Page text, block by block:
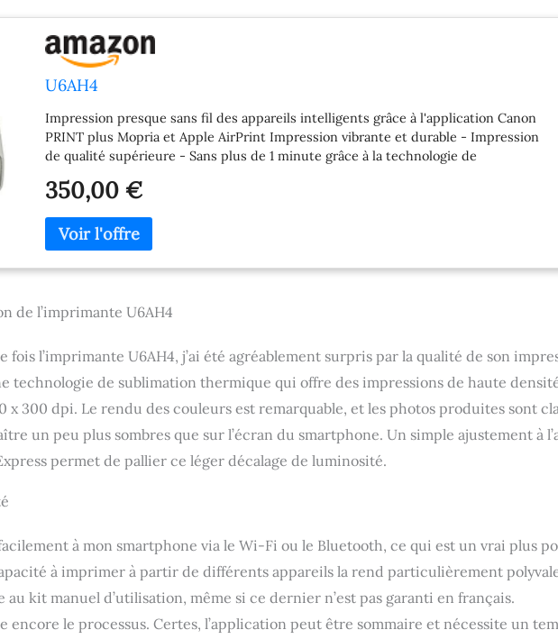
U6AH4
Impression presque sans fil des appareils intelligents grâce à l'application Canon
PRINT plus Mopria et Apple AirPrint Impression vibrante et durable - Impression
de qualité supérieure - Sans plus de 1 minute grâce à la technologie de
créatives et d'impression dans une large gamme de tailles acceptées.
350,00 €
de l’imprimante U6AH4
fois l’imprimante U6AH4, j’ai été agréablement surpris par la qualité de son
technologie de sublimation thermique qui offre des impressions de haute
x 300 dpi. Le rendu des couleurs est remarquable, et les photos produites sont
un peu plus sombres que sur l’écran du smartphone. Un simple ajustement à
permet de pallier ce léger décalage de luminosité.
à mon smartphone via le Wi-Fi ou le Bluetooth, ce qui est un vrai plus
à imprimer à partir de différents appareils la rend particulièrement
kit manuel d’utilisation, même si ce dernier n’est pas garanti en français.
encore le processus. Certes, l’application peut être sommaire et nécessite un